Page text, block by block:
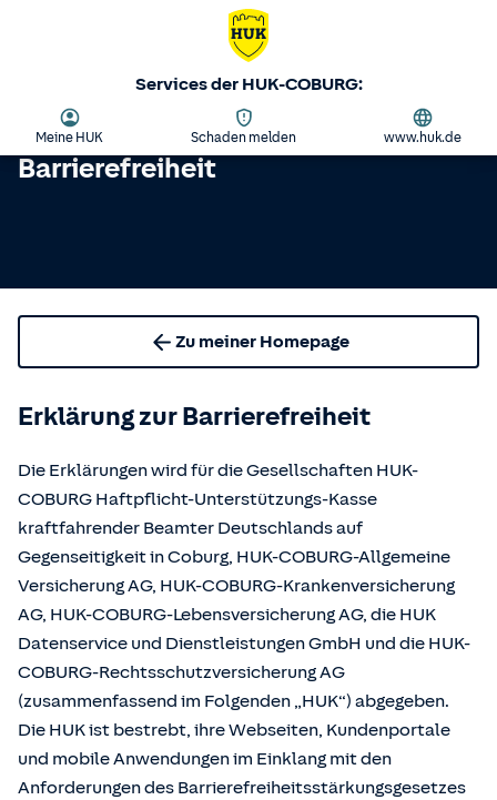
Services der HUK-COBURG:
Meine HUK Schaden melden www.huk.de
Barrierefreiheit
Zu meiner Homepage
Erklärung zur Barrierefreiheit
Die Erklärungen wird für die Gesellschaften HUK-
COBURG Haftpflicht-Unterstützungs-Kasse
kraftfahrender Beamter Deutschlands auf
Gegenseitigkeit in Coburg, HUK-COBURG-Allgemeine
Versicherung AG, HUK-COBURG-Krankenversicherung
AG, HUK-COBURG-Lebensversicherung AG, die HUK
Datenservice und Dienstleistungen GmbH und die HUK-
COBURG-Rechtsschutzversicherung AG
(zusammenfassend im Folgenden „HUK“) abgegeben.
Die HUK ist bestrebt, ihre Webseiten, Kundenportale
und mobile Anwendungen im Einklang mit den
Anforderungen des Barrierefreiheitsstärkungsgesetzes